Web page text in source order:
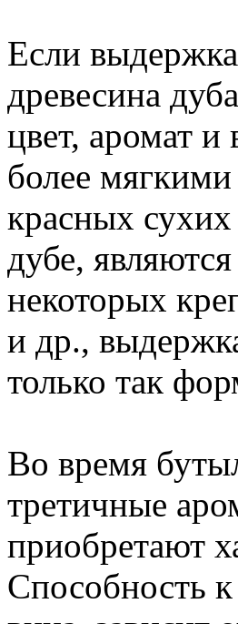
Если
древесина
цвет, аромат
более
красных
дубе,
некоторых
и др.,
только так
Во время
третичные
приобретают
Способность